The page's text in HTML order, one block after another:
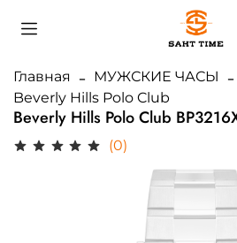
Главная
МУЖСКИЕ ЧАСЫ
Beverly Hills Polo Club
Beverly Hills Polo Club
(0)